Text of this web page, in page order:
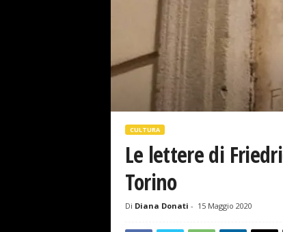
CULTURA
Le lettere di
Torino
Di Diana Donati - 15 Maggio 2020